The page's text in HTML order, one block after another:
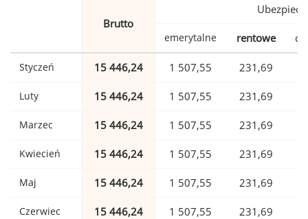
Brutto
emerytalne rentowe
Styczeń 15 446,24 1 507,55 231,69
Luty 15 446,24 1 507,55 231,69
Marzec 15 446,24 1 507,55 231,69
Kwiecień 15 446,24 1 507,55 231,69
Maj 15 446,24 1 507,55 231,69
Czerwiec 15 446,24 1 507,55 231,69